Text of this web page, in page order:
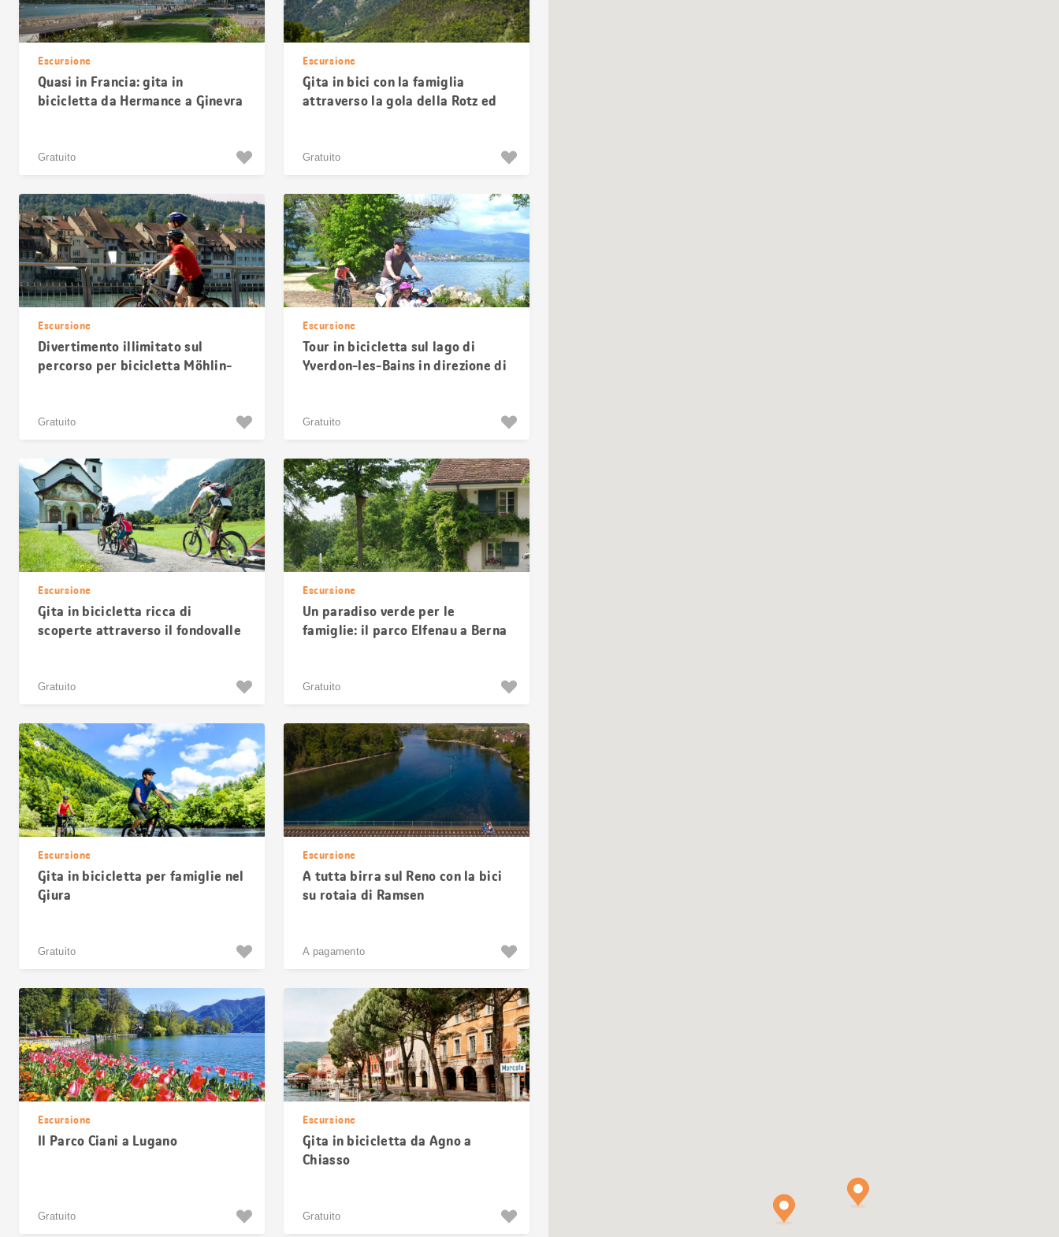
Escursione
Quasi in Francia: gita in
bicicletta da Hermance a Ginevra
Gratuito
Escursione
Gita in bici con la famiglia
attraverso la gola della Rotz ed
Gratuito
Escursione
Divertimento illimitato sul
percorso per bicicletta Möhlin-
Gratuito
Escursione
Tour in bicicletta sul lago di
Yverdon-les-Bains in direzione di
Gratuito
Escursione
Gita in bicicletta ricca di
scoperte attraverso il fondovalle
Gratuito
Escursione
Un paradiso verde per le
famiglie: il parco Elfenau a Berna
Gratuito
Escursione
Gita in bicicletta per famiglie nel
Giura
Gratuito
Escursione
A tutta birra sul Reno con la bici
su rotaia di Ramsen
A pagamento
Escursione
Il Parco Ciani a Lugano
Gratuito
Escursione
Gita in bicicletta da Agno a
Chiasso
Gratuito